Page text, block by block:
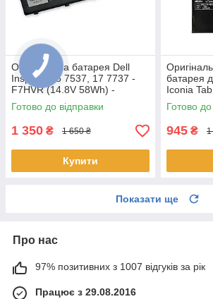
Оригінальна батарея Dell
Inspiron 15 7537, 17 7737 -
F7HVR (14.8V 58Wh) -
Акумулятор, АКБ
Готово до відправки
1 350 ₴ 1 650 ₴
Купити
батарея
Iconia
860 One
830 -
Готово до
945 ₴ 1
Показати ще
Про нас
97% позитивних з 1007 відгуків за рік
Працює з 29.08.2016